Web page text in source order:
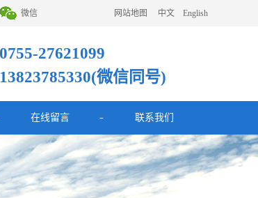
微信 网站地图 中文 English
0755-27621099
13823785330(微信同号)
在线留言 联系我们